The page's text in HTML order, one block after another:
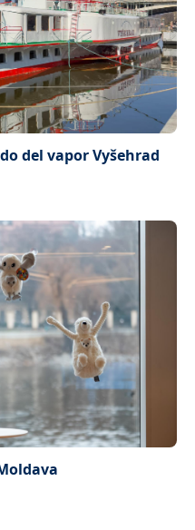
del vapor Vyšehrad